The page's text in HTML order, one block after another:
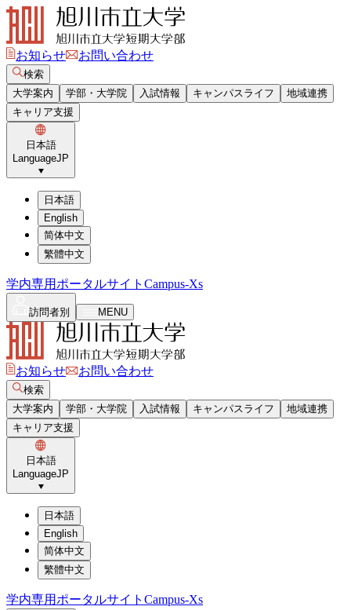
お知らせ お問い合わせ
検索
大学案内
学部・大学院 入試情報 キャンパスライフ
地域連携
キャリア支援
日本語
LanguageJP
日本語
English
简体中文
繁體中文
学内専用ポータルサイト Campus-Xs
訪問者別 MENU
お知らせ お問い合わせ
検索
大学案内
学部・大学院 入試情報 キャンパスライフ
地域連携
キャリア支援
日本語
LanguageJP
日本語
English
简体中文
繁體中文
学内専用ポータルサイト Campus-Xs